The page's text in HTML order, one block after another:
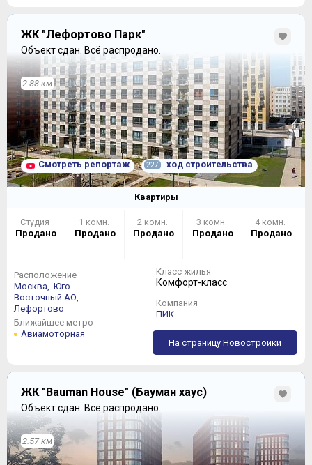
ЖК "Лефортово Парк"
Объект сдан. Всё распродано.
2.88 км
Смотреть репортаж 227 ход строительства
Квартиры
Студия
Продано
1 комн.
Продано
2 комн.
Продано
3 комн.
Продано
4 комн.
Продано
Расположение
Москва, Юго-
Восточный АО,
Лефортово
Ближайшее метро
Авиамоторная
Класс жилья
Комфорт-класс
Компания
ПИК
На страницу Новостройки
ЖК "Bauman House" (Бауман хаус)
Объект сдан. Всё распродано.
2.57 км